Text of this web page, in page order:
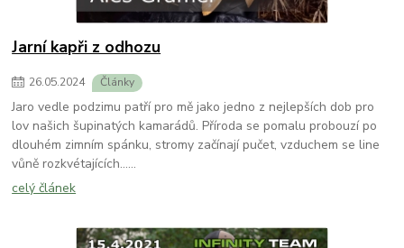
Jarní kapři z odhozu
26.05.2024 Články
Jaro vedle podzimu patří pro mě jako jedno z nejlepších dob pro
lov našich šupinatých kamarádů. Příroda se pomalu probouzí po
dlouhém zimním spánku, stromy začínají pučet, vzduchem se line
vůně rozkvétajících......
celý článek